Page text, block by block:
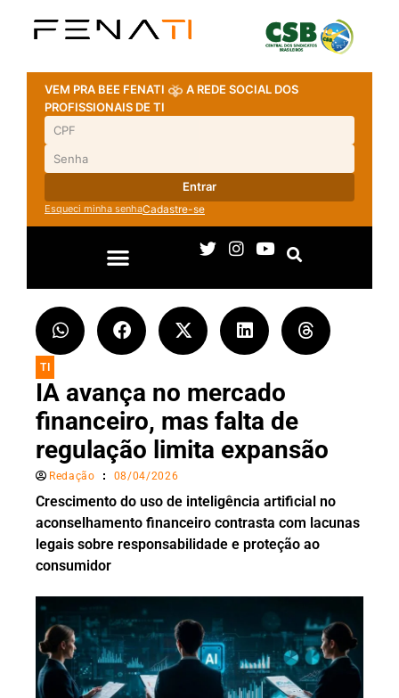
VEM PRA BEE FENATI
A REDE SOCIAL DOS
PROFISSIONAIS DE TI
Entrar
Esqueci minha senhaCadastre-se
TI
IA avança no mercado
financeiro, mas falta de
regulação limita expansão
Redação 08/04/2026
Crescimento do uso de inteligência artificial no
aconselhamento financeiro contrasta com lacunas
legais sobre responsabilidade e proteção ao
consumidor